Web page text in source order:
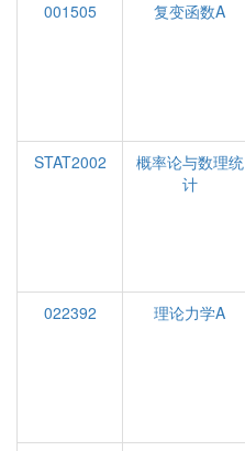
001505
复变函数A
STAT2002
概率论与数理统
计
022392
理论力学A